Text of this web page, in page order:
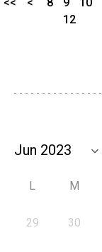
12
L M
29 30